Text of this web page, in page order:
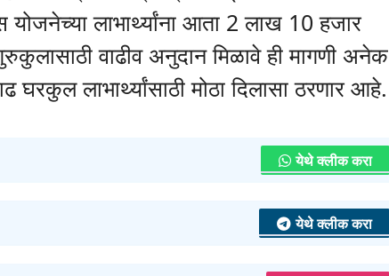
लाभार्थ्यांना आता 2 लाख 10 हजार
वाढीव अनुदान मिळावे ही मागणी अनेक
घरकुल लाभार्थ्यांसाठी मोठा दिलासा ठरणार आहे.
येथे क्लीक करा
येथे क्लीक करा